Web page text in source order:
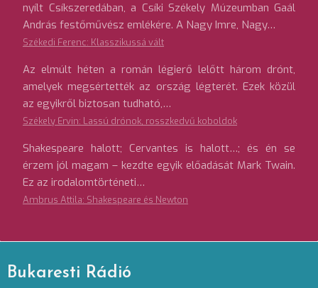
nyílt Csíkszeredában, a Csíki Székely Múzeumban Gaál
András festőművész emlékére. A Nagy Imre, Nagy…
Székedi Ferenc: Klasszikussá vált
Az elmúlt héten a román légierő lelőtt három drónt,
amelyek megsértették az ország légterét. Ezek közül
az egyikről biztosan tudható,…
Székely Ervin: Lassú drónok, rosszkedvű koboldok
Shakespeare halott; Cervantes is halott…; és én se
érzem jól magam – kezdte egyik előadását Mark Twain.
Ez az irodalomtörténeti…
Ambrus Attila: Shakespeare és Newton
Bukaresti Rádió